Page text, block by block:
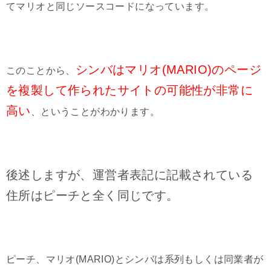
てマリオと同じソースコードになっています。
このことから、
シンバはマリオ(MARIO)のページ
を複製して作られたサイトの可能性が非常に
高い
、ということがわかります。
後述しますが、運営者表記に記載されている
住所はピーチと全く同じです。
ピーチ、マリオ(MARIO)とシンバは系列もしくは同業者が